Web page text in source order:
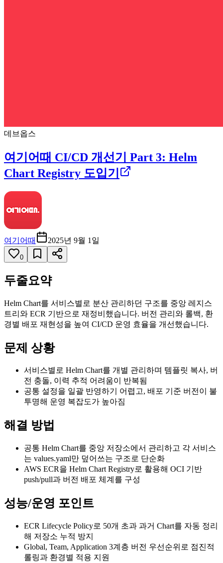
데브옵스
여기어때 CI/CD 개선기 Part 3: Helm
Chart Registry 도입기
여기어때 2025년 9월 1일
0
두줄요약
Helm Chart를 서비스별로 분산 관리하던 구조를 중앙 레지스
트리와 ECR 기반으로 재정비했습니다. 버전 관리와 롤백, 환
경별 배포 재현성을 높여 CI/CD 운영 효율을 개선했습니다.
문제 상황
서비스별로 Helm Chart를 개별 관리하며 템플릿 복사, 버
전 충돌, 이력 추적 어려움이 반복됨
공통 설정을 일괄 반영하기 어렵고, 배포 기준 버전이 불
투명해 운영 복잡도가 높아짐
해결 방법
공통 Helm Chart를 중앙 저장소에서 관리하고 각 서비스
는 values.yaml만 덮어쓰는 구조로 단순화
AWS ECR을 Helm Chart Registry로 활용해 OCI 기반
push/pull과 버전 배포 체계를 구성
성능/운영 포인트
ECR Lifecycle Policy로 50개 초과 과거 Chart를 자동 정리
해 저장소 누적 방지
Global, Team, Application 3계층 버전 우선순위로 점진적
롤링과 환경별 적용 지원